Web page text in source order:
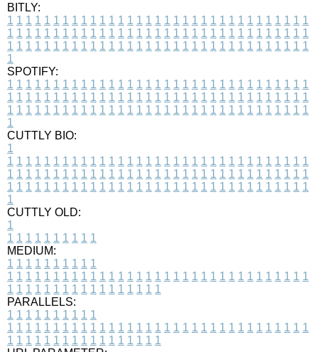
BITLY:
1 1 1 1 1 1 1 1 1 1 1 1 1 1 1 1 1 1 1 1 1 1 1 1 1 1 1 1 1 1 1 1 1
1 1 1 1 1 1 1 1 1 1 1 1 1 1 1 1 1 1 1 1 1 1 1 1 1 1 1 1 1 1 1 1 1
1 1 1 1 1 1 1 1 1 1 1 1 1 1 1 1 1 1 1 1 1 1 1 1 1 1 1 1 1 1 1 1 1
1
SPOTIFY:
1 1 1 1 1 1 1 1 1 1 1 1 1 1 1 1 1 1 1 1 1 1 1 1 1 1 1 1 1 1 1 1 1
1 1 1 1 1 1 1 1 1 1 1 1 1 1 1 1 1 1 1 1 1 1 1 1 1 1 1 1 1 1 1 1 1
1 1 1 1 1 1 1 1 1 1 1 1 1 1 1 1 1 1 1 1 1 1 1 1 1 1 1 1 1 1 1 1 1
1
CUTTLY BIO:
1
1 1 1 1 1 1 1 1 1 1 1 1 1 1 1 1 1 1 1 1 1 1 1 1 1 1 1 1 1 1 1 1 1
1 1 1 1 1 1 1 1 1 1 1 1 1 1 1 1 1 1 1 1 1 1 1 1 1 1 1 1 1 1 1 1 1
1 1 1 1 1 1 1 1 1 1 1 1 1 1 1 1 1 1 1 1 1 1 1 1 1 1 1 1 1 1 1 1 1
1
CUTTLY OLD:
1
1 1 1 1 1 1 1 1 1 1
MEDIUM:
1 1 1 1 1 1 1 1 1 1
1 1 1 1 1 1 1 1 1 1 1 1 1 1 1 1 1 1 1 1 1 1 1 1 1 1 1 1 1 1 1 1 1
1 1 1 1 1 1 1 1 1 1 1 1 1 1 1 1 1
PARALLELS:
1 1 1 1 1 1 1 1 1 1
1 1 1 1 1 1 1 1 1 1 1 1 1 1 1 1 1 1 1 1 1 1 1 1 1 1 1 1 1 1 1 1 1
1 1 1 1 1 1 1 1 1 1 1 1 1 1 1 1 1